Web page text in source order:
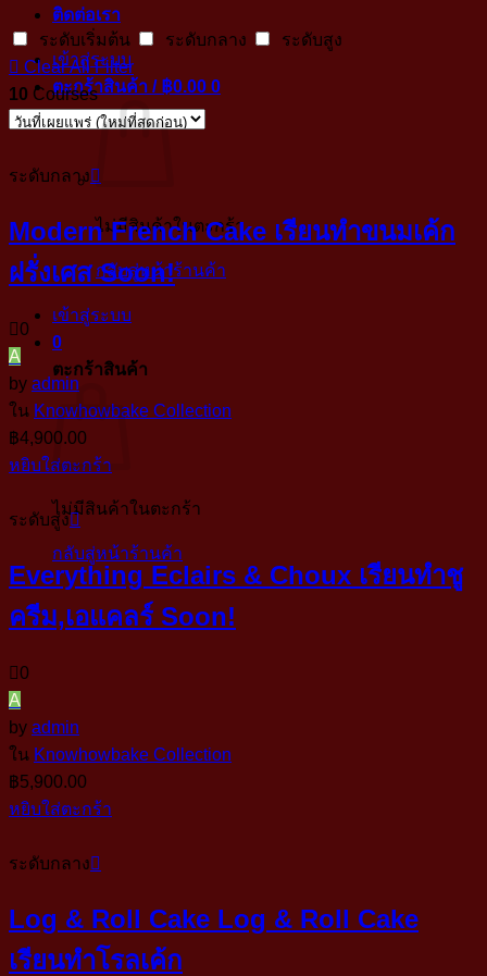
ติดต่อเรา
เข้าสู่ระบบ
ตะกร้าสินค้า / ฿0.00 0
ไม่มีสินค้าในตะกร้า
กลับสู่หน้าร้านค้า
เข้าสู่ระบบ
0
ตะกร้าสินค้า
ไม่มีสินค้าในตะกร้า
กลับสู่หน้าร้านค้า
ระดับเริ่มต้น ระดับกลาง
ระดับสูง
Clear All Filter
10 Courses
ระดับกลาง
Modern French Cake เรียนทำขนมเค้ก
ฝรั่งเศส Soon!
0
A
by admin
ใน Knowhowbake Collection
฿4,900.00
หยิบใส่ตะกร้า
ระดับสูง
Everything Eclairs & Choux เรียนทำชู
ครีม,เอแคลร์ Soon!
0
A
by admin
ใน Knowhowbake Collection
฿5,900.00
หยิบใส่ตะกร้า
ระดับกลาง
Log & Roll Cake Log & Roll Cake
เรียนทำโรลเค้ก